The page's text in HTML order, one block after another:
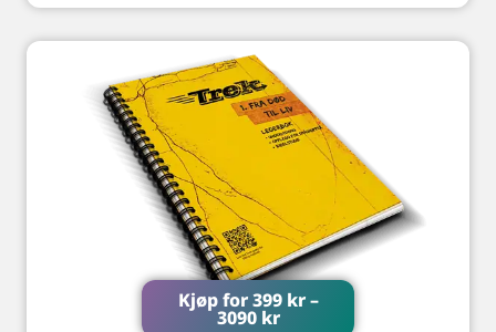
Kjøp for399 kr –
3090 kr